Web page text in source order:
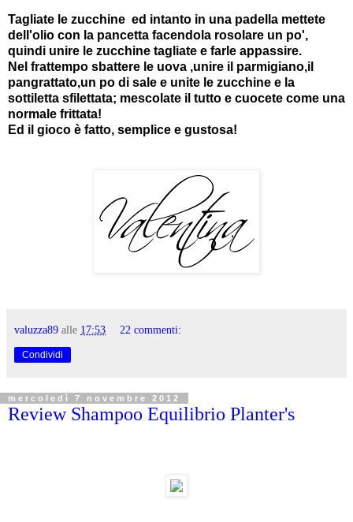
Tagliate le zucchine ed intanto in una padella mettete
dell'olio con la pancetta facendola rosolare un po',
quindi unire le zucchine tagliate e farle appassire.
Nel frattempo sbattere le uova ,unire il parmigiano,il
pangrattato,un po di sale e unite le zucchine e la
sottiletta sfilettata; mescolate il tutto e cuocete come una
normale frittata!
Ed il gioco è fatto, semplice e gustosa!
valuzza89 alle 17:53 22 commenti:
Condividi
mercoledì 7 novembre 2012
Review Shampoo Equilibrio Planter's